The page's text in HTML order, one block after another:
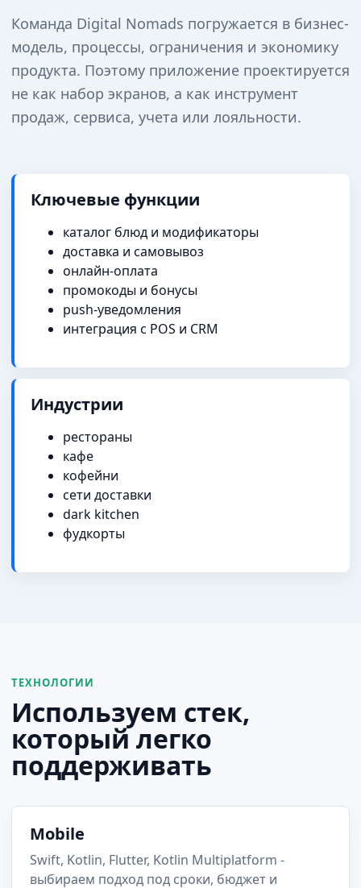
Команда Digital Nomads погружается в бизнес-
модель, процессы, ограничения и экономику
продукта. Поэтому приложение проектируется
не как набор экранов, а как инструмент
продаж, сервиса, учета или лояльности.
Ключевые функции
каталог блюд и модификаторы
доставка и самовывоз
онлайн-оплата
промокоды и бонусы
push-уведомления
интеграция с POS и CRM
Индустрии
рестораны
кафе
кофейни
сети доставки
dark kitchen
фудкорты
ТЕХНОЛОГИИ
Используем стек,
который легко
поддерживать
Mobile
Swift, Kotlin, Flutter, Kotlin Multiplatform -
выбираем подход под сроки, бюджет и